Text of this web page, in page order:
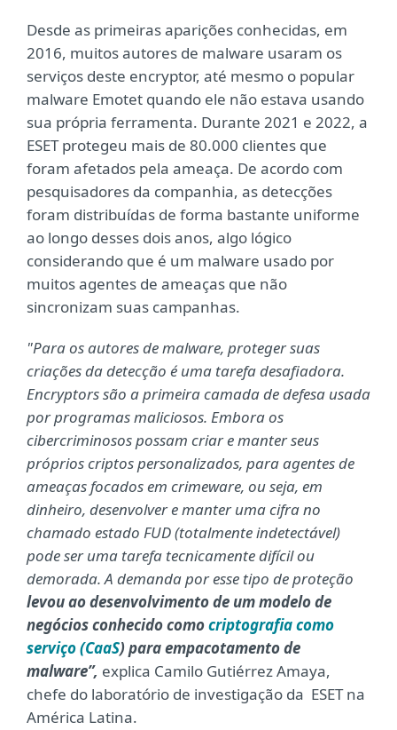
Desde as primeiras aparições conhecidas, em
2016, muitos autores de malware usaram os
serviços deste encryptor, até mesmo o popular
malware Emotet quando ele não estava usando
sua própria ferramenta. Durante 2021 e 2022, a
ESET protegeu mais de 80.000 clientes que
foram afetados pela ameaça. De acordo com
pesquisadores da companhia, as detecções
foram distribuídas de forma bastante uniforme
ao longo desses dois anos, algo lógico
considerando que é um malware usado por
muitos agentes de ameaças que não
sincronizam suas campanhas.
"Para os autores de malware, proteger suas
criações da detecção é uma tarefa desafiadora.
Encryptors são a primeira camada de defesa usada
por programas maliciosos. Embora os
cibercriminosos possam criar e manter seus
próprios criptos personalizados, para agentes de
ameaças focados em crimeware, ou seja, em
dinheiro, desenvolver e manter uma cifra no
chamado estado FUD (totalmente indetectável)
pode ser uma tarefa tecnicamente difícil ou
demorada. A demanda por esse tipo de proteção
levou ao desenvolvimento de um modelo de
negócios conhecido comocriptografia como
serviço(CaaS) para empacotamento de
malware”, explica Camilo Gutiérrez Amaya,
chefe do laboratório de investigação da ESET na
América Latina.